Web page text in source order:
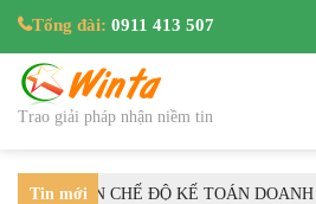
Tổng đài: 0911 413 507
Trao giải pháp nhận niềm tin
Tin mớiDẪN CHẾ ĐỘ KẾ TOÁN DOANH